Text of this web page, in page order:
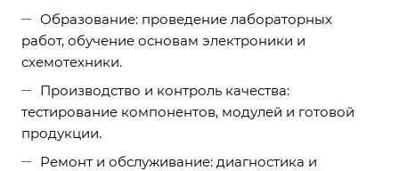
Образование: проведение лабораторных
работ, обучение основам электроники и
схемотехники.
Производство и контроль качества:
тестирование компонентов, модулей и готовой
продукции.
Ремонт и обслуживание: диагностика и